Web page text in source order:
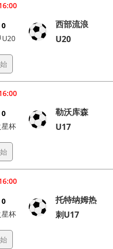
U20
西部流浪
U20
杯
勒沃库森
U17
杯
托特纳姆热
刺U17